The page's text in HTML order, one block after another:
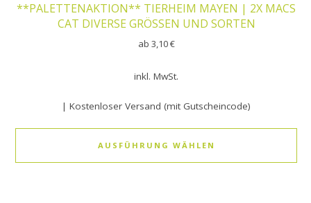
**PALETTENAKTION** TIERHEIM MAYEN | 2X MACS
CAT DIVERSE GRÖSSEN UND SORTEN
ab 3,10€
inkl. MwSt.
| Kostenloser Versand (mit Gutscheincode)
AUSFÜHRUNG WÄHLEN